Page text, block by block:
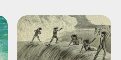
km/h em Itanhaém.